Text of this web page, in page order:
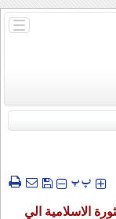
باز
‍‍‍ پپ
الاسلامية الي